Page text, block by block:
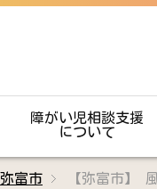
障がい児相談支援
について
弥富市 【弥富市】